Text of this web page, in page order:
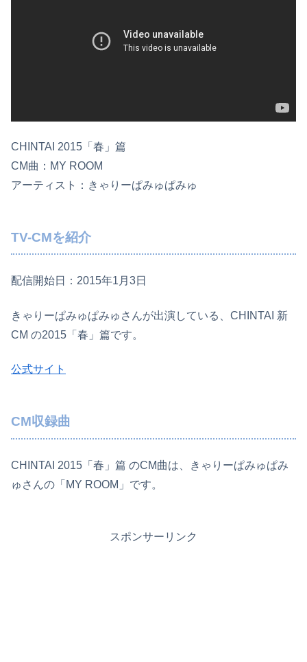
CHINTAI 2015「春」篇
CM曲：MY ROOM
アーティスト：きゃりーぱみゅぱみゅ
TV-CMを紹介
配信開始日：2015年1月3日
きゃりーぱみゅぱみゅさんが出演している、CHINTAI 新
CM の2015「春」篇です。
公式サイト
CM収録曲
CHINTAI 2015「春」篇 のCM曲は、きゃりーぱみゅぱみ
ゅさんの「MY ROOM」です。
スポンサーリンク